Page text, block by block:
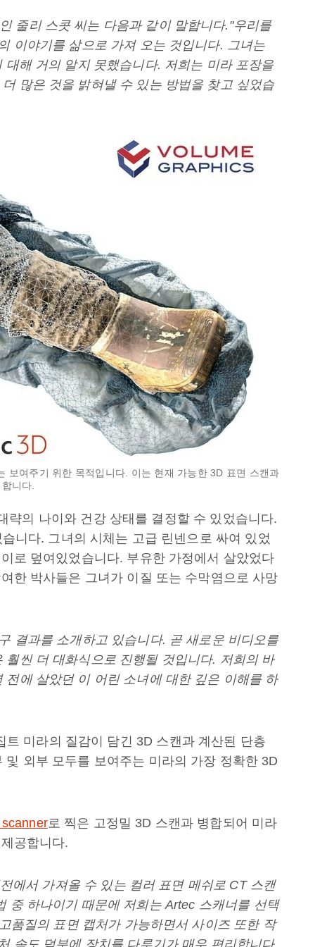
줄리 스콧 씨는 다음과 같이 말합니다."우리를
이야기를 삶으로 가져 오는 것입니다. 그녀는
해 거의 알지 못했습니다. 저희는 미라 포장을
많은 것을 밝혀낼 수 있는 방법을 찾고 싶었습
보여주기 위한 목적입니다. 이는 현재 가능한 3D 표면 스캔과
니다.
략의 나이와 건강 상태를 결정할 수 있었습니다.
니다. 그녀의 시체는 고급 린넨으로 싸여 있었
로 덮여있었습니다. 부유한 가정에서 살았었다
한 박사들은 그녀가 이질 또는 수막염으로 사망
결과를 소개하고 있습니다. 곧 새로운 비디오를
씬 더 대화식으로 진행될 것입니다. 저희의 바
에 살았던 이 어린 소녀에 대한 깊은 이해를 하
미라의 질감이 담긴 3D 스캔과 계산된 단층
외부 모두를 보여주는 미라의 가장 정확한 3D
로 찍은 고정밀 3D 스캔과 병합되어 미라
공합니다.
에서 가져올 수 있는 컬러 표면 메쉬로 CT 스캔
중 하나이기 때문에 저희는 Artec 스캐너를 선택
품질의 표면 캡처가 가능하면서 사이즈 또한 작
속도 덕분에 장치를 다루기가 매우 편리합니다.